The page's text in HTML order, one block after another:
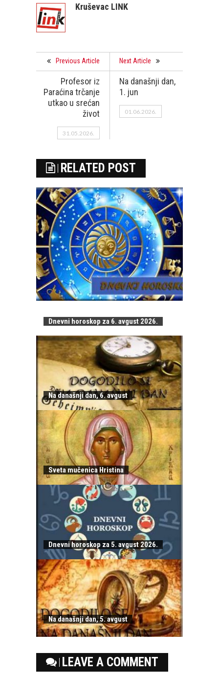
Kruševac LINK
Previous Article
Profesor iz
Paraćina trčanje
utkao u srećan
život
31.05.2026.
Next Article
Na današnji dan,
1. jun
01.06.2026.
RELATED POST
Dnevni horoskop za 6. avgust 2026.
Na današnji dan, 6. avgust
Sveta mučenica Hristina
Dnevni horoskop za 5. avgust 2026.
Na današnji dan, 5. avgust
LEAVE A COMMENT